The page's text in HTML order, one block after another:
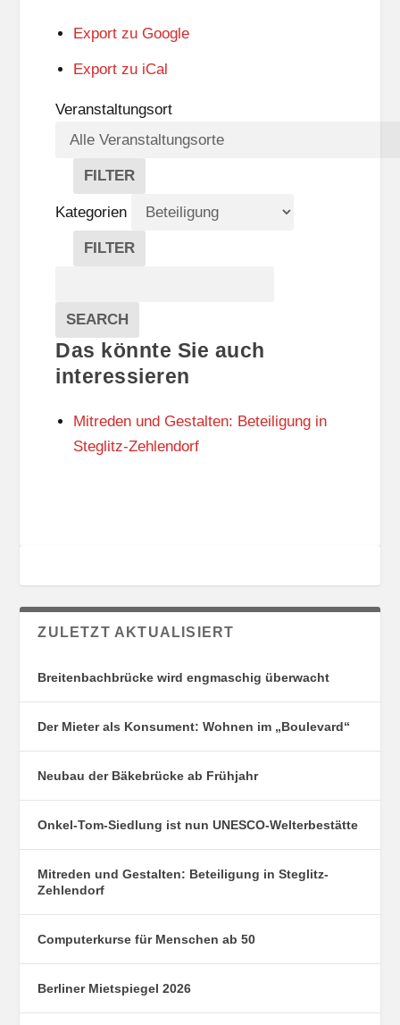
Export zu Google
Export zu iCal
Veranstaltungsort
FILTER
V
E
R
A
A
L
T
U
N
S
O
Kategorien
FILTER
E
G
O
R
N
Veranstaltungen
SEARCH
Das könnte Sie auch
interessieren
Mitreden und Gestalten: Beteiligung in
Steglitz-Zehlendorf
ZULETZT AKTUALISIERT
Breitenbachbrücke wird engmaschig überwacht
Der Mieter als Konsument: Wohnen im „Boulevard“
Neubau der Bäkebrücke ab Frühjahr
Onkel-Tom-Siedlung ist nun UNESCO-Welterbestätte
Mitreden und Gestalten: Beteiligung in Steglitz-
Zehlendorf
Computerkurse für Menschen ab 50
Berliner Mietspiegel 2026